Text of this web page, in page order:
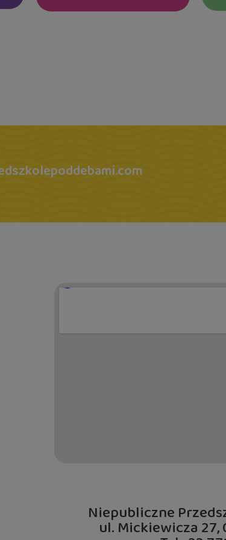
Niepubliczne
ul. Mickiewicza